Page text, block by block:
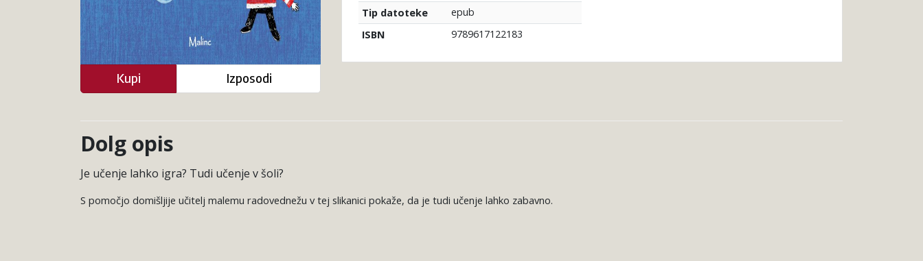
Tip datoteke
epub
ISBN
9789617122183
Kupi Izposodi
Dolg opis
Je učenje lahko igra? Tudi učenje v šoli?
S pomočjo domišljije učitelj malemu radovednežu v tej slikanici pokaže, da je tudi učenje lahko zabavno.